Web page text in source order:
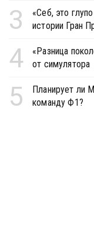
3
«Себ, это
истории Гран
4
«Разница
от симулятора
5
Планирует ли
команду Ф1?